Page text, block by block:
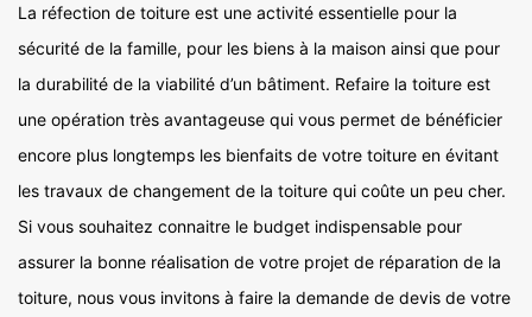
La réfection de toiture est une activité essentielle pour la
sécurité de la famille, pour les biens à la maison ainsi que pour
la durabilité de la viabilité d’un bâtiment. Refaire la toiture est
une opération très avantageuse qui vous permet de bénéficier
encore plus longtemps les bienfaits de votre toiture en évitant
les travaux de changement de la toiture qui coûte un peu cher.
Si vous souhaitez connaitre le budget indispensable pour
assurer la bonne réalisation de votre projet de réparation de la
toiture, nous vous invitons à faire la demande de devis de votre